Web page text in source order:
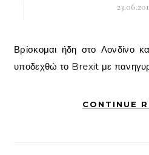
Βρίσκομαι ήδη στο Λονδίνο και είμαι ψυχικά έτοιμη να
υποδεχθώ το Brexit με
CONTINUE